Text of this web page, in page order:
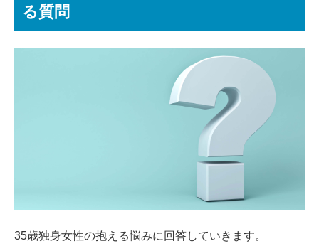
る質問
35歳独身女性の抱える悩みに回答していきます。